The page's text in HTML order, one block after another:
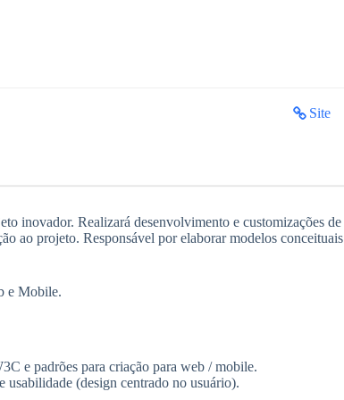
Site
inovador. Realizará desenvolvimento e customizações de
ao projeto. Responsável por elaborar modelos conceituais
e Mobile.
e padrões para criação para web / mobile.
usabilidade (design centrado no usuário).